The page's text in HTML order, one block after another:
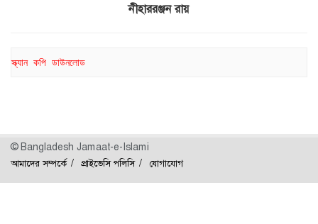
নীহাররঞ্জন রায়
স্ক্যান কপি ডাউনলোড
© Bangladesh Jamaat-e-Islami
আমাদের সম্পর্কে প্রাইভেসি পলিসি যোগাযোগ